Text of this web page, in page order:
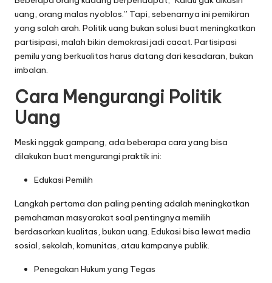
uang, orang malas nyoblos.” Tapi, sebenarnya ini pemikiran
yang salah arah. Politik uang bukan solusi buat meningkatkan
partisipasi, malah bikin demokrasi jadi cacat. Partisipasi
pemilu yang berkualitas harus datang dari kesadaran, bukan
imbalan.
Cara Mengurangi Politik
Uang
Meski nggak gampang, ada beberapa cara yang bisa
dilakukan buat mengurangi praktik ini:
Edukasi Pemilih
Langkah pertama dan paling penting adalah meningkatkan
pemahaman masyarakat soal pentingnya memilih
berdasarkan kualitas, bukan uang. Edukasi bisa lewat media
sosial, sekolah, komunitas, atau kampanye publik.
Penegakan Hukum yang Tegas